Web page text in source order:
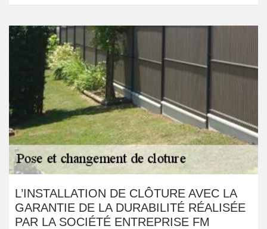
L’INSTALLATION DE CLÔTURE AVEC LA
GARANTIE DE LA DURABILITÉ RÉALISÉE
PAR LA SOCIÉTÉ ENTREPRISE FM